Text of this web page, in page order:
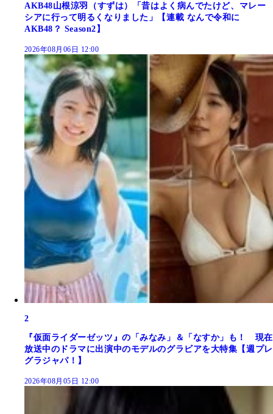
AKB48山根涼羽（すずは）「昔はよく病んでたけど、マレー
シアに行って明るくなりました」【連載 なんで令和に
AKB48？ Season2】
2026年08月06日 12:00
2
『仮面ライダーゼッツ』の「みなみ」＆「なすか」も！ 現在
放送中のドラマに出演中のモデルのグラビアを大特集【週プレ
グラジャパ！】
2026年08月05日 12:00